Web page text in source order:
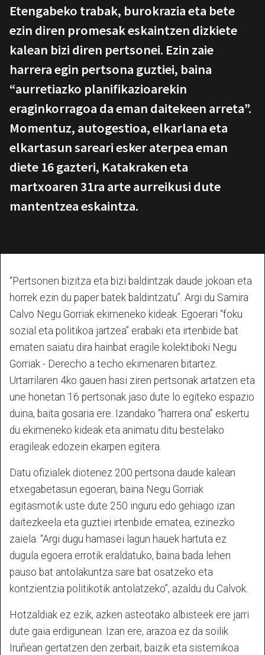
Etengabeko trabak, burokrazia eta bete
ezin diren promesak eskaintzen dizkiete
kalean bizi diren pertsonei. Ezin zaie
harrera egin pertsona guztiei, baina
“aurretiazko planifikazioarekin
eraginkorragoa da eman daitekeen arreta”.
Momentuz, autogestioa, elkarlana eta
elkartasun sareari esker aterpea eman
diete 16 gazteri, Katakraken eta
martxoaren 31ra arte aurreikusi dute
mantentzea eskaintza.
“Pertsonen bizitza eta bizi baldintzak daude jokoan eta
horrek ezin du paper batek baldintzatu”. Argi du Samira
Calvo Negu Gorriak ekimeneko kideak. Egoerari “foku
sozial eta politikoa jartzea” erabaki eta irtenbide bat
ematen saiatu dira hainbat eragile kolektiboki Negu
Gorriak - Derecho a techo ekimenaren bitartez.
Urtarrilaren 4ko gauen hasi ziren pertsonak artatzen eta
une honetan 16 pertsonak jaso dute lo egiteko espazio
duina, baita gosaria ere. Izandako “harrera ona” eskertu
du ekimeneko kideak eta animatu ditu bestelako
eragileak edozein ekarpen egitera.
Datu ofizialek diotenez 200 pertsona daude kalean
etxegabetasun egoeran, baina Negu Gorriak
egitasmotik uste dute 250 inguru edo gehiago izan
daitezkeela eta guztiei irtenbide ematea, ezinezko
zaiela. “Argi dugu hamasei lagun hauek hartuta ez
dugula egoera errotik eraldatuko, baina bada lehen
pauso bat antolakuntza sare bat osatzeko eta
kontzientzia politikotik antolatzeko”, azaldu du Calvok.
Hotzaldiak ez ezik, azken asteotako albisteek ere jarri
dute gaia erdigunean. Izan ere, arazoa ez da soilik
Iruñean gertatzen den zerbait, baizik eta sistemikoa